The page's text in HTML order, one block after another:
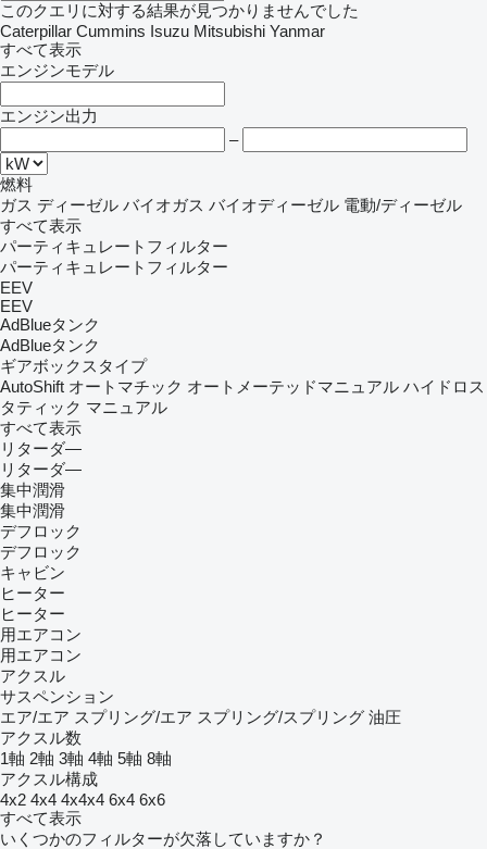
このクエリに対する結果が見つかりませんでした
Caterpillar Cummins Isuzu Mitsubishi Yanmar
すべて表示
エンジンモデル
エンジン出力
–
燃料
ガス ディーゼル バイオガス バイオディーゼル 電動/ディーゼル
すべて表示
パーティキュレートフィルター
パーティキュレートフィルター
EEV
EEV
AdBlueタンク
AdBlueタンク
ギアボックスタイプ
AutoShift オートマチック オートメーテッドマニュアル ハイドロス
タティック マニュアル
すべて表示
リターダ―
リターダ―
集中潤滑
集中潤滑
デフロック
デフロック
キャビン
ヒーター
ヒーター
用エアコン
用エアコン
アクスル
サスペンション
エア/エア スプリング/エア スプリング/スプリング 油圧
アクスル数
1軸 2軸 3軸 4軸 5軸 8軸
アクスル構成
4x2 4x4 4x4x4 6x4 6x6
すべて表示
いくつかのフィルターが欠落していますか？